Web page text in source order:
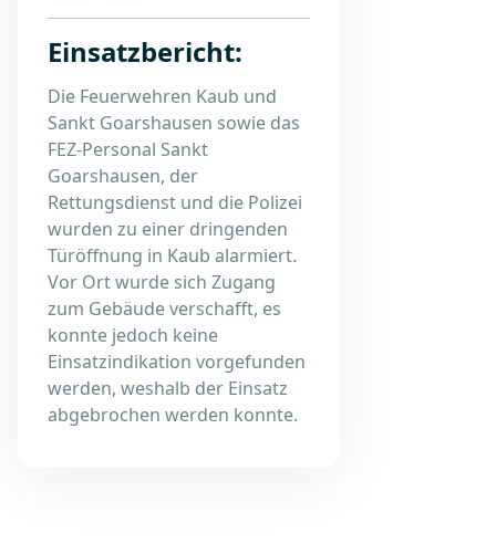
Einsatzbericht:
Die Feuerwehren Kaub und
Sankt Goarshausen sowie das
FEZ-Personal Sankt
Goarshausen, der
Rettungsdienst und die Polizei
wurden zu einer dringenden
Türöffnung in Kaub alarmiert.
Vor Ort wurde sich Zugang
zum Gebäude verschafft, es
konnte jedoch keine
Einsatzindikation vorgefunden
werden, weshalb der Einsatz
abgebrochen werden konnte.